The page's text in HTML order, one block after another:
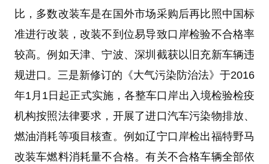
比，多数改装车是在国外市场采购后再比照中国标
准进行改装，改装不到位易导致口岸检验不合格率
较高。例如天津、宁波、深圳截获以旧充新车辆违
规进口。三是新修订的《大气污染防治法》于2016
年1月1日起正式实施，各整车口岸出入境检验检疫
机构按照法律要求，开展了进口汽车污染物排放、
燃油消耗等项目核查。例如辽宁口岸检出福特野马
改装车燃料消耗量不合格。有关不合格车辆全部依